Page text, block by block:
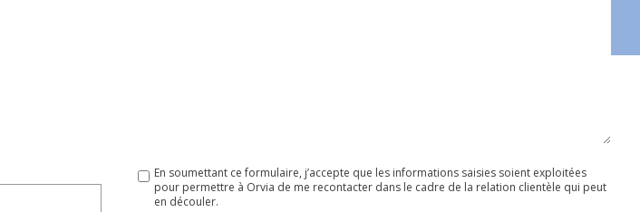
En soumettant ce formulaire, j’accepte que les informations saisies soient exploitées
pour permettre à Orvia de me recontacter dans le cadre de la relation clientèle qui peut
en découler.